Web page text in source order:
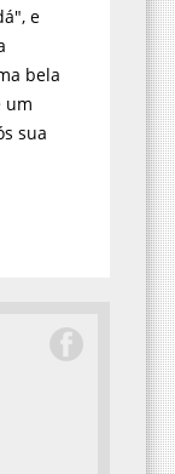
e
bela
um
sua